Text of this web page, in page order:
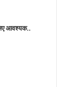
आवश्यक..